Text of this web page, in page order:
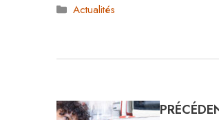
Catégories
Actualités